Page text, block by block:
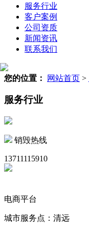
服务行业
客户案例
公司资质
新闻资讯
联系我们
您的位置： 网站首页 >
服务行业
销毁热线
13711115910
电商平台
城市服务点：清远